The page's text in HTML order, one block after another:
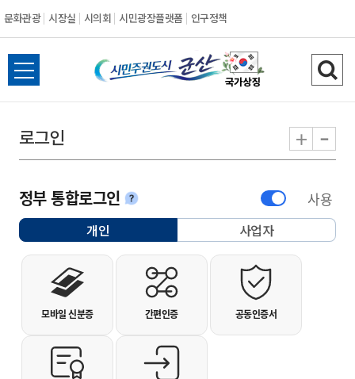
문화관광 시장실 시의회 시민광장플랫폼 인구정책
시민주권도시 군
전체메뉴 열기 검
로그인 + -
정부 통합로그인안내 사용
개인선택됨 사업자
개인사용자 로그인
모바일 신분증 간편인증 공동인증서